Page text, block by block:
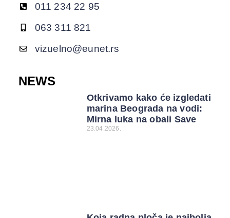
011 234 22 95
063 311 821
vizuelno@eunet.rs
NEWS
Otkrivamo kako će izgledati
marina Beograda na vodi:
Mirna luka na obali Save
23.04.2026.